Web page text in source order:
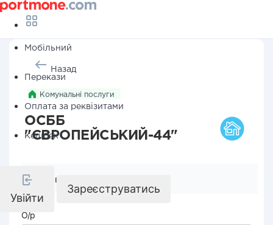
Мобільний
Перекази
Оплата за реквізитами
Кешбек
Увійти
Зареєструватись
Назад
Комунальні послуги
ОСББ
"ЄВРОПЕЙСЬКИЙ-44"
Реквізити компанії
О/р